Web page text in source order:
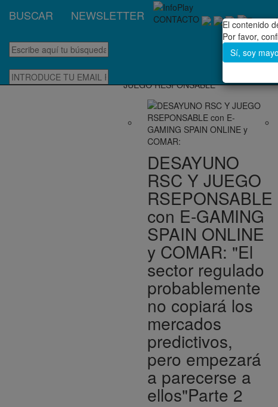
BUSCAR NEWSLETTER CONTACTO
JUEGO RESPONSABLE
DESAYUNO
RSC Y JUEGO
RSEPONSABLE
con E-GAMING
SPAIN ONLINE
y COMAR: "El
sector regulado
probablemente
no copiará los
mercados
predictivos,
pero empezará
a parecerse a
ellos"Parte 2
El contenido
Por favor,
Sí, soy